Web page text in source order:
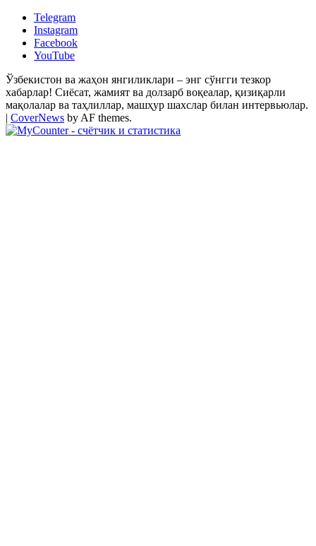
Telegram
Instagram
Facebook
YouTube
Ўзбекистон ва жаҳон янгиликлари – энг сўнгги тезкор
хабарлар! Сиёсат, жамият ва долзарб воқеалар, қизиқарли
мақолалар ва таҳлиллар, машҳур шахслар билан интервьюлар.
| CoverNews by AF themes.